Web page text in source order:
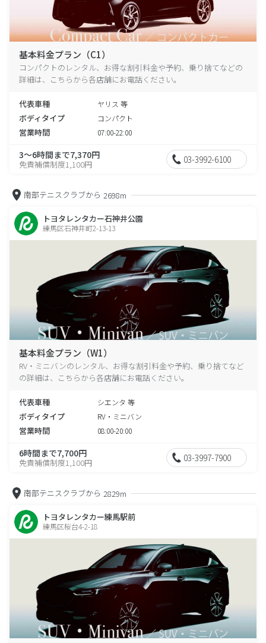
基本料金プラン（C1）
コンパクトのレンタル、お得な割引料金や予約、乗り捨てなどの
詳細は、こちらから各店舗にお電話ください。
代表車種 ヤリス 等
ボディタイプ コンパクト
営業時間 07:00-22:00
3～6時間まで7,370円
免責補償制度1,100円 03-3992-6100
南部テニスクラブから 2698m
トヨタレンタカー石神井公園
練馬区石神井町2-13-13
基本料金プラン（W1）
RV・ミニバンのレンタル、お得な割引料金や予約、乗り捨てなど
の詳細は、こちらから各店舗にお電話ください。
代表車種 シエンタ 等
ボディタイプ RV・ミニバン
営業時間 08:00-20:00
6時間まで7,700円
免責補償制度1,100円 03-3997-7900
南部テニスクラブから 2829m
トヨタレンタカー練馬駅前
練馬区桜台4-2-18